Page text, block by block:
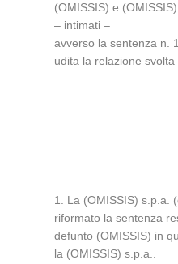
(OMISSIS) e
– intimati –
avverso la sentenza n.
udita la relazione
1. La (OMISSIS) s.p.a.
riformato la sentenza
defunto (OMISSIS) in
la (OMISSIS) s.p.a..